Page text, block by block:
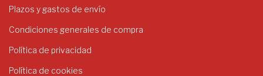
Plazos y gastos de envío
Condiciones generales de compra
Política de privacidad
Política de cookies